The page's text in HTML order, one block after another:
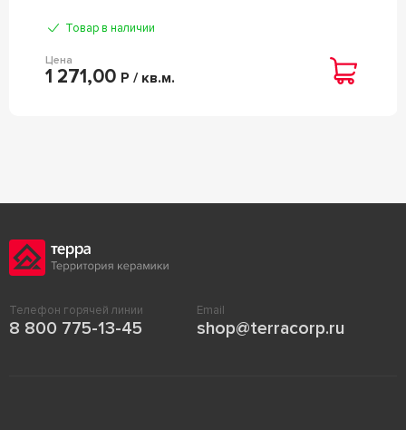
Товар в наличии
Цена
1 271,00 Р / кв.м.
Телефон горячей линии
8 800 775-13-45
Email
shop@terracorp.ru